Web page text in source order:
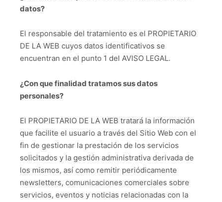
datos?
El responsable del tratamiento es el PROPIETARIO
DE LA WEB cuyos datos identificativos se
encuentran en el punto 1 del AVISO LEGAL.
¿Con que finalidad tratamos sus datos
personales?
El PROPIETARIO DE LA WEB tratará la información
que facilite el usuario a través del Sitio Web con el
fin de gestionar la prestación de los servicios
solicitados y la gestión administrativa derivada de
los mismos, así como remitir periódicamente
newsletters, comunicaciones comerciales sobre
servicios, eventos y noticias relacionadas con la